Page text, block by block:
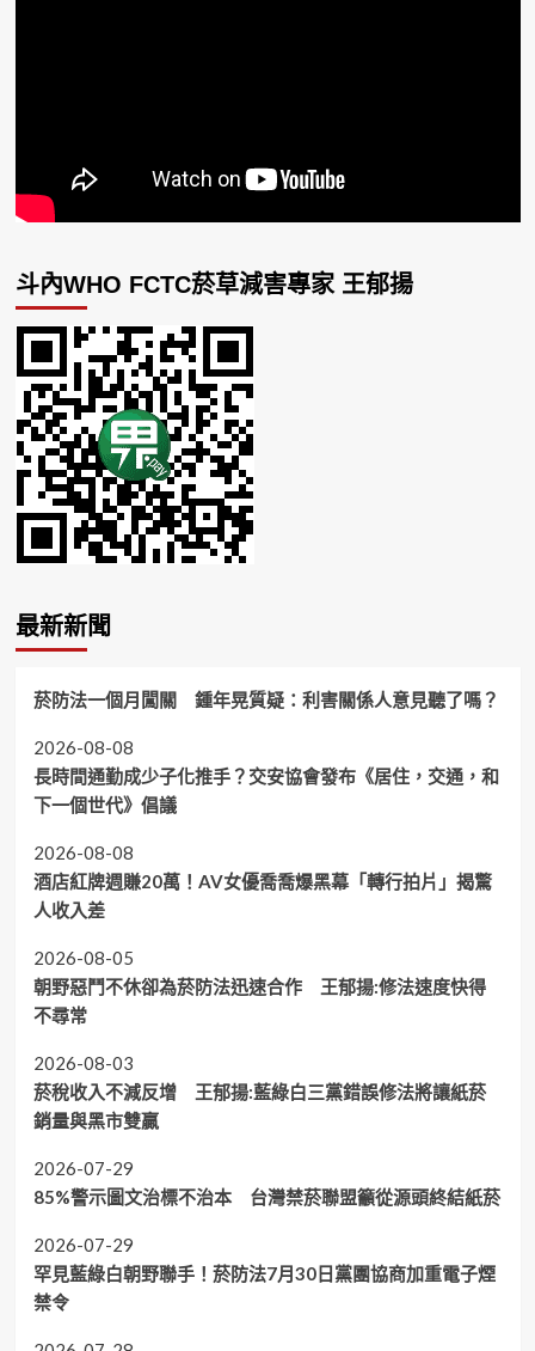
斗內WHO FCTC菸草減害專家 王郁揚
最新新聞
菸防法一個月闖關 鍾年晃質疑：利害關係人意見聽了嗎？
2026-08-08
長時間通勤成少子化推手？交安協會發布《居住，交通，和
下一個世代》倡議
2026-08-08
酒店紅牌週賺20萬！AV女優喬喬爆黑幕「轉行拍片」揭驚
人收入差
2026-08-05
朝野惡鬥不休卻為菸防法迅速合作 王郁揚:修法速度快得
不尋常
2026-08-03
菸稅收入不減反增 王郁揚:藍綠白三黨錯誤修法將讓紙菸
銷量與黑市雙贏
2026-07-29
85%警示圖文治標不治本 台灣禁菸聯盟籲從源頭終結紙菸
2026-07-29
罕見藍綠白朝野聯手！菸防法7月30日黨團協商加重電子煙
禁令